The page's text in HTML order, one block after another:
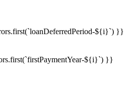
${i}`) }}
${i}`) }}